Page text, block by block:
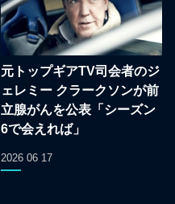
元トップギアTV司会者のジ
ェレミー クラークソンが前
立腺がんを公表「シーズン
6で会えれば」
2026 06 17